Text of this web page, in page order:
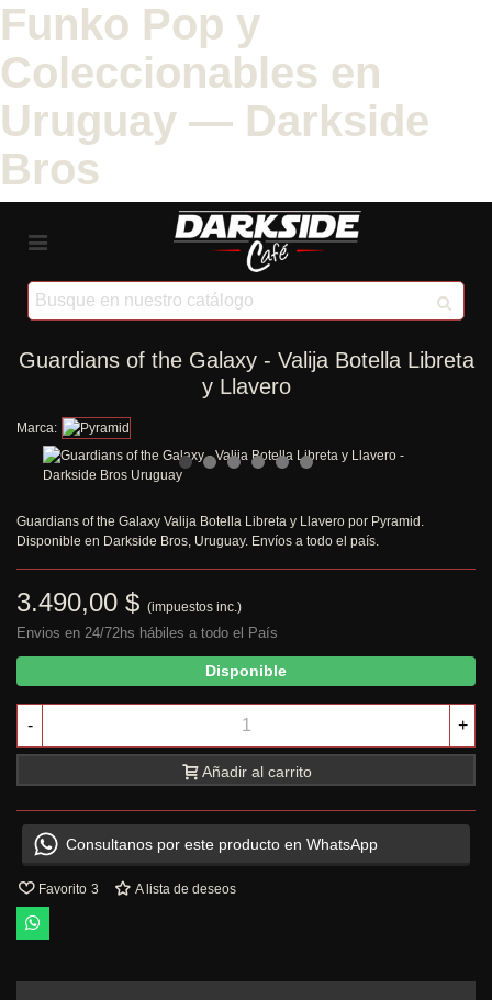
Funko Pop y
Coleccionables en
Uruguay — Darkside
Bros
Guardians of the Galaxy - Valija Botella Libreta
y Llavero
Marca:
Guardians of the Galaxy Valija Botella Libreta y Llavero por Pyramid.
Disponible en Darkside Bros, Uruguay. Envíos a todo el país.
3.490,00 $ (impuestos inc.)
Envios en 24/72hs hábiles a todo el País
Disponible
- +
Añadir al carrito
Consultanos por este producto en WhatsApp
Favorito 3 A lista de deseos